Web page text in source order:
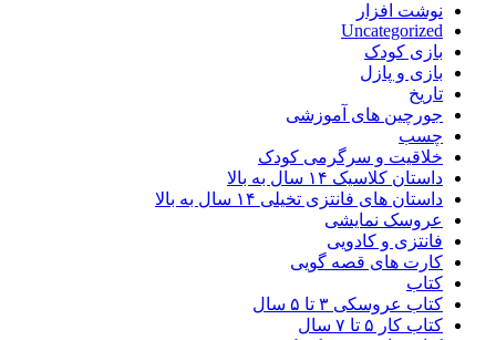
نوشت افزار
Uncategorized
بازی کودک
بازی و پازل
تاریخ
جورچین های آموزشی
چسب
خلاقیت و سرگرمی کودک
داستان کلاسیک ۱۴ سال به بالا
داستان های فانتزی تخیلی ۱۴ سال به بالا
عروسک نمایشی
فانتزی و کادویی
کارت های قصه گویی
کتاب
کتاب عروسکی ۳ تا ۵ سال
کتاب کار ۵ تا ۷ سال